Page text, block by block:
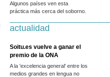
Algunos países ven esta
práctica más cerca del soborno.
actualidad
Soitu.es vuelve a ganar el
premio de la ONA
A la 'excelencia general' entre los
medios grandes en lengua no